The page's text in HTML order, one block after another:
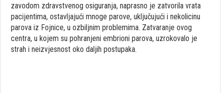
zavodom zdravstvenog osiguranja, naprasno je zatvorila vrata
pacijentima, ostavljajući mnoge parove, uključujući i nekolicinu
parova iz Fojnice, u ozbiljnim problemima. Zatvaranje ovog
centra, u kojem su pohranjeni embrioni parova, uzrokovalo je
strah i neizvjesnost oko daljih postupaka.